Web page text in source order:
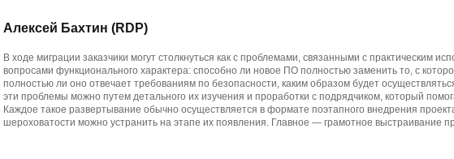
Алексей Бахтин (RDP)
В ходе миграции заказчики могут столкнуться как с проблемами, связанными с практическим
вопросами функционального характера: способно ли новое ПО полностью заменить то, с
полностью ли оно отвечает требованиям по безопасности, каким образом будет
эти проблемы можно путем детального их изучения и проработки с подрядчиком, который
Каждое такое развертывание обычно осуществляется в формате поэтапного внедрения
шероховатости можно устранить на этапе их появления. Главное — грамотное выстраивание